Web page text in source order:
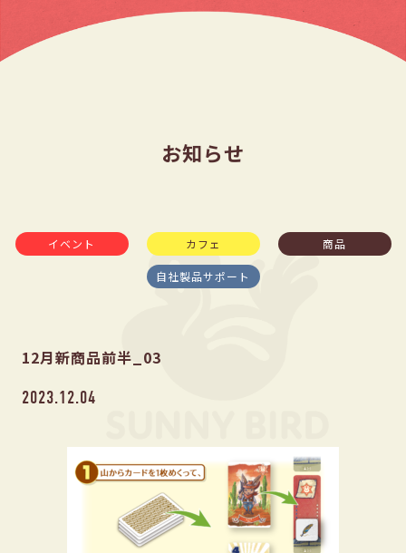
お知らせ
イベント カフェ 商品
自社製品サポート
12月新商品前半_03
2023.12.04